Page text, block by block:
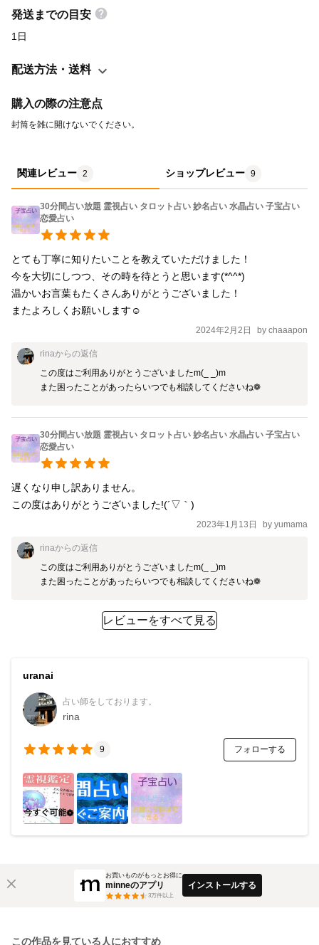
のでご安心下さい。 その他にも 結婚・恋愛・健康・家族 仕事・
会社・金運・不倫・復縁 何でも受け付けています。 【占い鑑定の
い （お相手がおられる時はその方もお願いします） （ご相談内容
の占い鑑定は、ご本人様に限らず 周りの方も含め、長期的に 幸福
に包まれてもらう内容です。 あなたの心に寄り添いながら、 あな
ますので、 ご安心ください。
発送までの目安
1日
配送方法・送料
購入の際の注意点
封筒を雑に開けないでください。
関連レビュー 2 ショップレビュー 9
30分間占い放題 霊視占い タロット占い 妙名占い 水晶占い 子宝占い
恋愛占い
とても丁寧に知りたいことを教えていただけました！
今を大切にしつつ、その時を待とうと思います(*^^*)
温かいお言葉もたくさんありがとうございました！
またよろしくお願いします☺️
2024年2月2日 by chaaapon
rinaからの返信
この度はご利用ありがとうございましたm(_ _)m
また困ったことがあったらいつでも相談してくださいね❁
30分間占い放題 霊視占い タロット占い 妙名占い 水晶占い 子宝占い
恋愛占い
遅くなり申し訳ありません。
この度はありがとうございました!(´▽｀)
2023年1月13日 by yumama
rinaからの返信
この度はご利用ありがとうございましたm(_ _)m
また困ったことがあったらいつでも相談してくださいね❁
レビューをすべて見る
uranai
占い師をしております。
rina
9 フォローする
お買いものがもっとお得に
minneのアプリ
3万件以上
インストールする
この作品を見ている人におすすめ